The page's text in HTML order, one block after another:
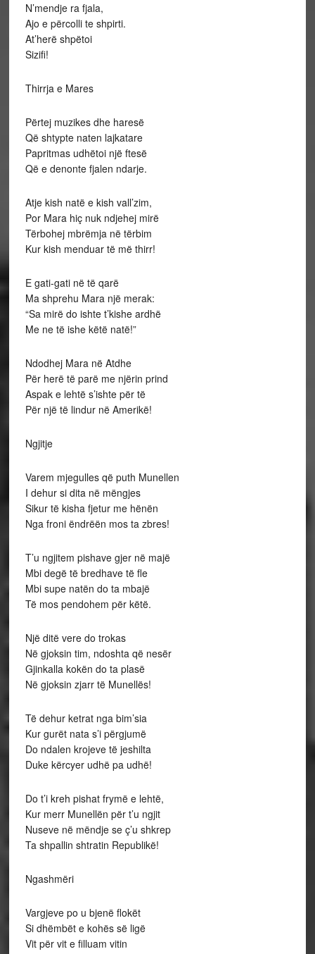
N’mendje ra fjala,
Ajo e përcolli te shpirti.
At’herë shpëtoi
Sizifi!
Thirrja e Mares
Përtej muzikes dhe haresë
Që shtypte naten lajkatare
Papritmas udhëtoi një ftesë
Që e denonte fjalen ndarje.
Atje kish natë e kish vall’zim,
Por Mara hiç nuk ndjehej mirë
Tërbohej mbrëmja në tërbim
Kur kish menduar të më thirr!
E gati-gati në të qarë
Ma shprehu Mara një merak:
“Sa mirë do ishte t’kishe ardhë
Me ne të ishe këtë natë!”
Ndodhej Mara në Atdhe
Për herë të parë me njërin prind
Aspak e lehtë s’ishte për të
Për një të lindur në Amerikë!
Ngjitje
Varem mjegulles që puth Munellen
I dehur si dita në mëngjes
Sikur të kisha fjetur me hënën
Nga froni ëndrëën mos ta zbres!
T’u ngjitem pishave gjer në majë
Mbi degë të bredhave të fle
Mbi supe natën do ta mbajë
Të mos pendohem për këtë.
Një ditë vere do trokas
Në gjoksin tim, ndoshta që nesër
Gjinkalla kokën do ta plasë
Në gjoksin zjarr të Munellës!
Të dehur ketrat nga bim’sia
Kur gurët nata s’i përgjumë
Do ndalen krojeve të jeshilta
Duke kërcyer udhë pa udhë!
Do t’i kreh pishat frymë e lehtë,
Kur merr Munellën për t’u ngjit
Nuseve në mëndje se ç’u shkrep
Ta shpallin shtratin Republikë!
Ngashmëri
Vargjeve po u bjenë flokët
Si dhëmbët e kohës së ligë
Vit për vit e filluam vitin